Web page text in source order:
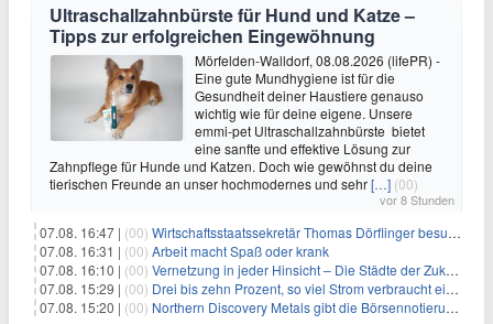
Ultraschallzahnbürste für Hund und Katze –
Tipps zur erfolgreichen Eingewöhnung
Mörfelden-Walldorf, 08.08.2026 (lifePR) -
Eine gute Mundhygiene ist für die
Gesundheit deiner Haustiere genauso
wichtig wie für deine eigene. Unsere
emmi-pet Ultraschallzahnbürste bietet
eine sanfte und effektive Lösung zur
Zahnpflege für Hunde und Katzen. Doch wie gewöhnst du deine
tierischen Freunde an unser hochmodernes und sehr[…] (00)
vor 8 Stunden
07.08. 16:47 | (00) Wirtschaftsstaatssekretär Thomas Dörflinger besucht Handwerksbetrieb im Kammerbezirk Freiburg
07.08. 16:31 | (00) Arbeit macht Spaß oder krank
07.08. 16:10 | (00) Vernetzung in jeder Hinsicht – Die Städte der Zukunft sind grün-blau
07.08. 15:29 | (00) Drei bis zehn Prozent, so viel Strom verbraucht ein Aufzug im Gebäude
07.08. 15:20 | (00) Northern Discovery Metals gibt die Börsennotierung an der Frankfurter Wertpapierbörse bekannt